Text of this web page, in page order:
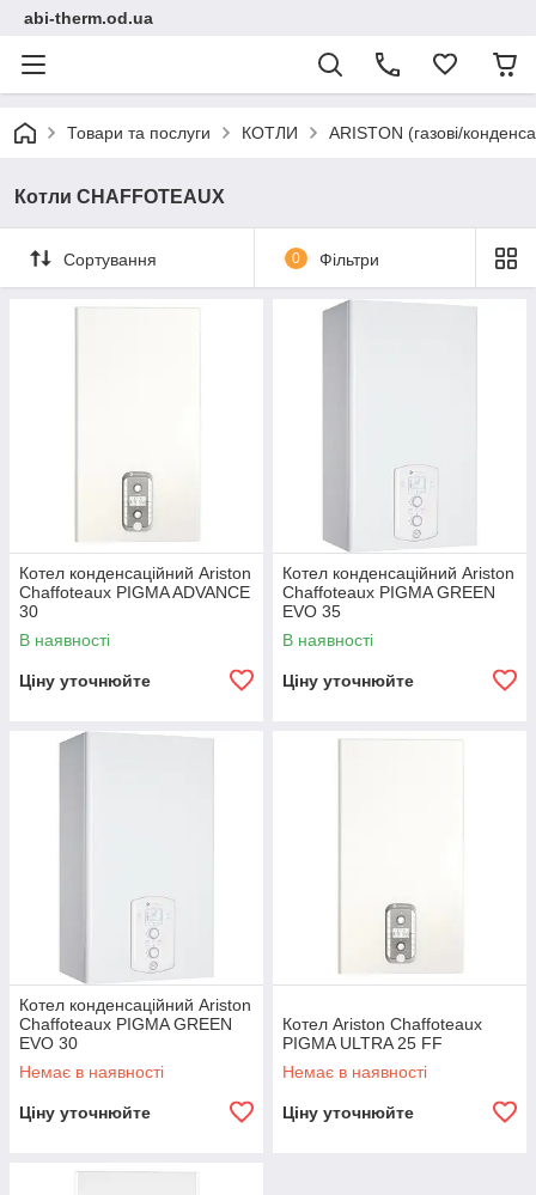
abi-therm.od.ua
Товари та послуги КОТЛИ ARISTON (газові/
Котли CHAFFOTEAUX
Сортування 0 Фільтри
Котел конденсаційний Ariston
Chaffoteaux PIGMA ADVANCE
30
В наявності
Ціну уточнюйте
Котел конденсаційний Ariston
Chaffoteaux PIGMA GREEN
EVO 35
В наявності
Ціну уточнюйте
Котел конденсаційний Ariston
Chaffoteaux PIGMA GREEN
EVO 30
Немає в наявності
Ціну уточнюйте
Котел Ariston Chaffoteaux
PIGMA ULTRA 25 FF
Немає в наявності
Ціну уточнюйте